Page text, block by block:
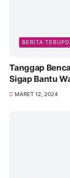
BERITA
Tanggap
Sigap Bantu
MARET 12, 2024